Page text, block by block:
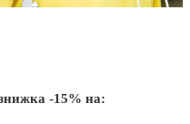
знижка -15% на: